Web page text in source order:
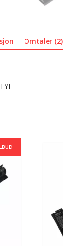
Omtaler (2)